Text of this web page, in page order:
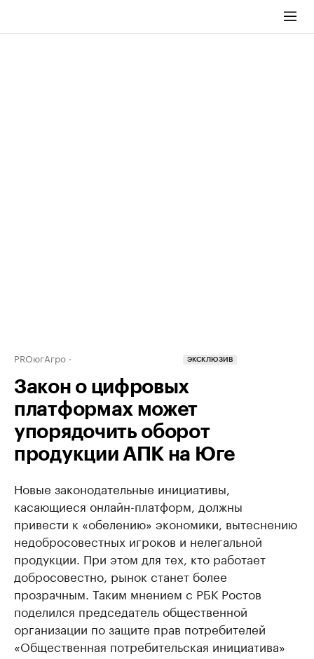
PROюгАгро ЭКСКЛЮЗИВ
Закон о цифровых
платформах может
упорядочить оборот
продукции АПК на Юге
Новые законодательные инициативы,
касающиеся онлайн-платформ, должны
привести к «обелению» экономики, вытеснению
недобросовестных игроков и нелегальной
продукции. При этом для тех, кто работает
добросовестно, рынок станет более
прозрачным. Таким мнением с РБК Ростов
поделился председатель общественной
организации по защите прав потребителей
«Общественная потребительская инициатива»